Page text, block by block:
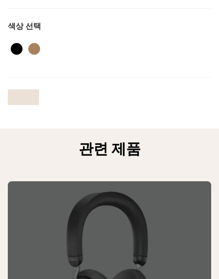
색상 선택
검은 색골드 베이지
관련 제품